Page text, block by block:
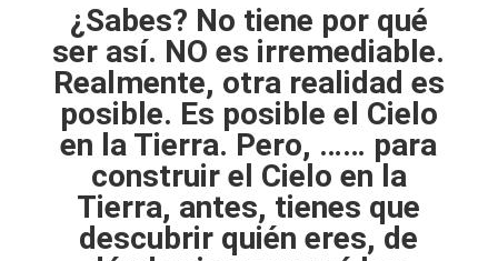
¿Sabes? No tiene por qué
ser así. NO es irremediable.
Realmente, otra realidad es
posible. Es posible el Cielo
en la Tierra. Pero, …… para
construir el Cielo en la
Tierra, antes, tienes que
descubrir quién eres, de